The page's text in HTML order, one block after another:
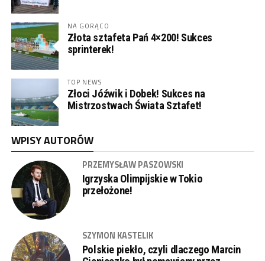
NA GORĄCO
Złota sztafeta Pań 4×200! Sukces
sprinterek!
TOP NEWS
Złoci Jóźwik i Dobek! Sukces na
Mistrzostwach Świata Sztafet!
WPISY AUTORÓW
PRZEMYSŁAW PASZOWSKI
Igrzyska Olimpijskie w Tokio
przełożone!
SZYMON KASTELIK
Polskie piekło, czyli dlaczego Marcin